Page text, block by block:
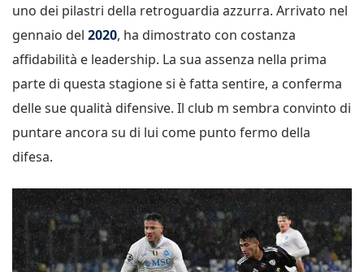
uno dei pilastri della retroguardia azzurra. Arrivato nel
gennaio del 2020, ha dimostrato con costanza
affidabilità e leadership. La sua assenza nella prima
parte di questa stagione si è fatta sentire, a conferma
delle sue qualità difensive. Il club m sembra convinto di
puntare ancora su di lui come punto fermo della
difesa.